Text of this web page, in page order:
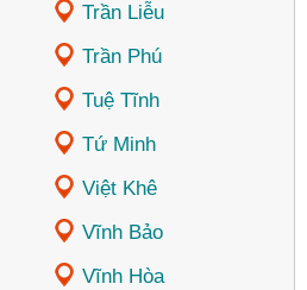
Trần Liễu
Trần Phú
Tuệ Tĩnh
Tứ Minh
Việt Khê
Vĩnh Bảo
Vĩnh Hòa